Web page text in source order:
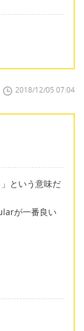
2018/12/05 07:04
という意味だ
が一番良い